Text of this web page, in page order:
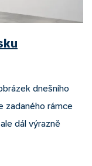
dnešního
zadaného rámce
dál výrazně